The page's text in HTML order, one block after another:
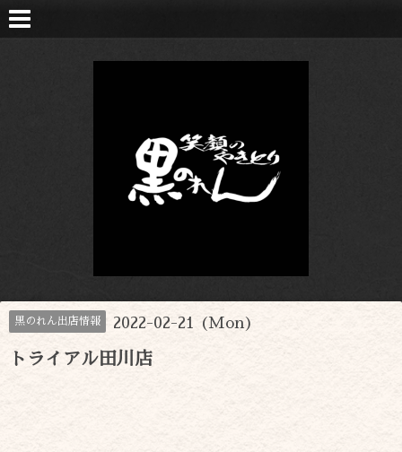
黒のれん出店情報 2022-02-21 (Mon)
トライアル田川店